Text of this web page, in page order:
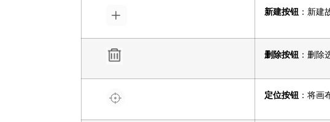
新建按钮 ：新建
删除按钮 ：删除
定位按钮 ：将画